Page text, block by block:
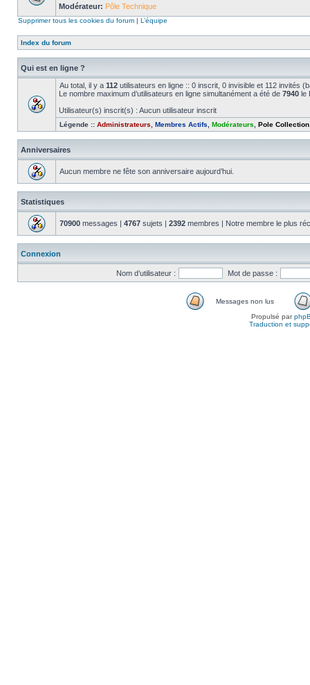
Modérateur: Pôle Technique
Supprimer tous les cookies du forum | L’équipe
Index du forum
Qui est en ligne ?
Au total, il y a 112 utilisateurs en ligne :: 0 inscrit, 0 invisible et 112 invités
Le nombre maximum d’utilisateurs en ligne simultanément a été de 7940 le
Utilisateur(s) inscrit(s) : Aucun utilisateur inscrit
Légende :: Administrateurs Membres Actifs Modérateurs Pole Collection
Anniversaires
Aucun membre ne fête son anniversaire aujourd’hui.
Statistiques
70900 messages | 4767 sujets | 2392 membres | Notre membre le plus
Connexion
Nom d’utilisateur : Mot de passe :
Messages non lus
Propulsé par
Traduction et